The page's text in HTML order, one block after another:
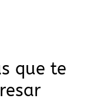
que te